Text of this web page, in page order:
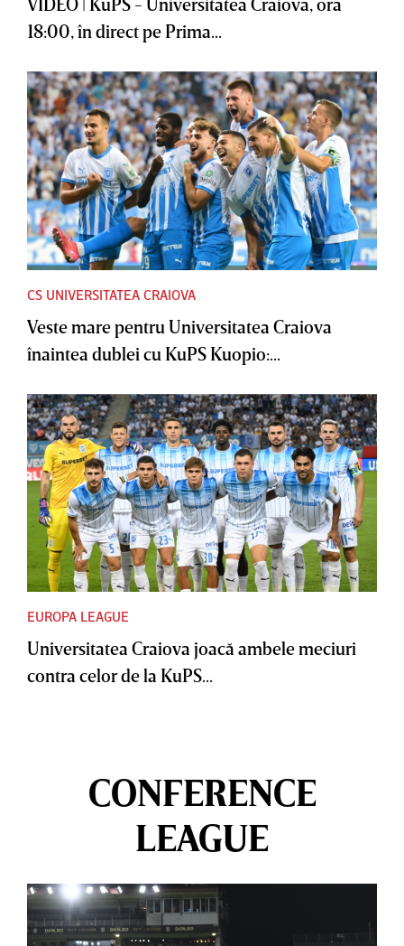
18:00, în direct pe Prima...
CS UNIVERSITATEA CRAIOVA
Veste mare pentru Universitatea Craiova
înaintea dublei cu KuPS Kuopio:...
EUROPA LEAGUE
Universitatea Craiova joacă ambele meciuri
contra celor de la KuPS...
CONFERENCE
LEAGUE